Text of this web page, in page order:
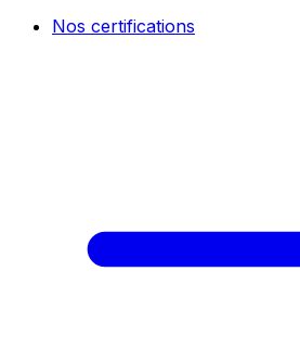
Nos certifications